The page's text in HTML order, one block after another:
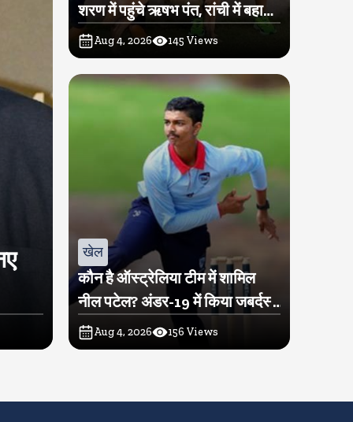
शरण में पहुंचे ऋषभ पंत, रांची में बहा
रहे हैं पसीना
Aug 4, 2026 145 Views
खेल
कौन है ऑस्ट्रेलिया टीम में शामिल
नील पटेल? अंडर-19 में किया जबर्दस्त
प्रदर्शन
Aug 4, 2026 156 Views